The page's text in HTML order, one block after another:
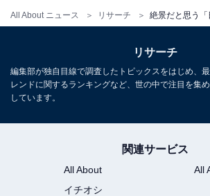
All About ニュース リサーチ
2
リサーチ
編集部が独自目線で調査したトピックスをはじめ、
レンドに関するランキングなど、世の中で注目を集
しています。
関連サービス
All About
All
イチオシ